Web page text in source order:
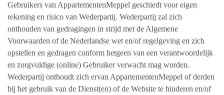
Gebruikers van AppartementenMeppel geschiedt voor eigen
rekening en risico van Wederpartij. Wederpartij zal zich
onthouden van gedragingen in strijd met de Algemene
Voorwaarden of de Nederlandse wet en/of regelgeving en zich
opstellen en gedragen conform hetgeen van een verantwoordelijk
en zorgvuldige (online) Gebruiker verwacht mag worden.
Wederpartij onthoudt zich ervan AppartementenMeppel of derden
bij het gebruik van de Dienst(en) of de Website te hinderen en/of